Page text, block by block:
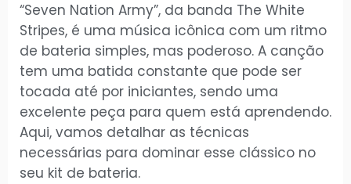
“Seven Nation Army”, da banda The White
Stripes, é uma música icônica com um ritmo
de bateria simples, mas poderoso. A canção
tem uma batida constante que pode ser
tocada até por iniciantes, sendo uma
excelente peça para quem está aprendendo.
Aqui, vamos detalhar as técnicas
necessárias para dominar esse clássico no
seu kit de bateria.